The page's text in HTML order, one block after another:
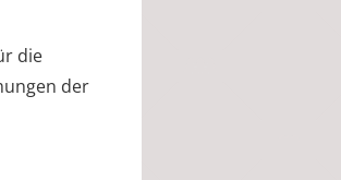
die
der